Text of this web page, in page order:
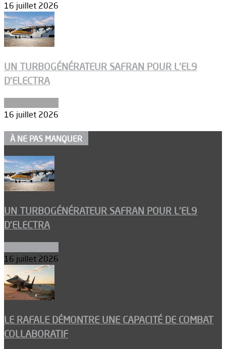
16 juillet 2026
UN TURBOGÉNÉRATEUR SAFRAN POUR L’EL9
D’ELECTRA
16 juillet 2026
À NE PAS MANQUER
UN TURBOGÉNÉRATEUR SAFRAN POUR L’EL9
D’ELECTRA
16 juillet 2026
LE RAFALE DÉMONTRE UNE CAPACITÉ DE COMBAT
COLLABORATIF